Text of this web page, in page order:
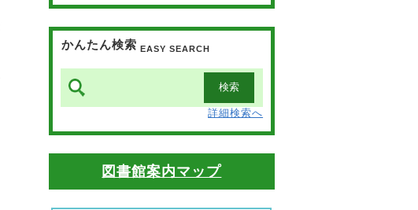
かんたん検索 EASY SEARCH
詳細検索へ
図書館案内マップ